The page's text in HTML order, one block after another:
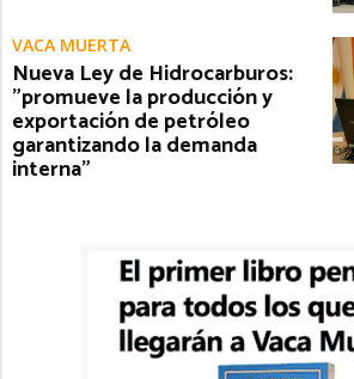
VACA MUERTA
Nueva Ley de Hidrocarburos:
"promueve la producción y
exportación de petróleo
garantizando la demanda
interna"